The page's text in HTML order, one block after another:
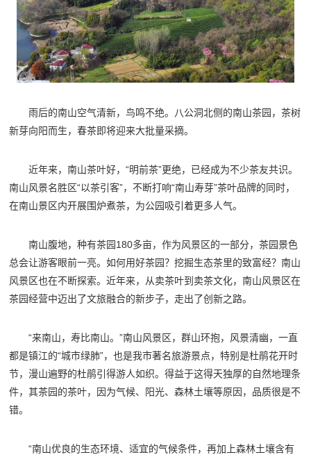
雨后的南山空气清新，鸟鸣不绝。八公洞北侧的南山茶园，茶树
新芽向阳而生，春茶即将迎来大批量采摘。
近年来，南山茶叶好，“明前茶”更绝，已经成为不少茶友共识。
南山风景名胜区“以茶引客”，不断打响“南山寿芽”茶叶品牌的同时，
在南山景区内开展围炉煮茶，为公园吸引着更多人气。
南山腹地，种有茶园180多亩，作为风景区的一部分，茶园景色
总会让游客眼前一亮。如何用好茶园？挖掘生态茶里的致富经？南山
风景区也在不断探索。近年来，从卖茶叶到卖茶文化，南山风景区在
茶园经营中迈出了文旅融合的新步子，走出了创新之路。
“来南山，寿比南山。”南山风景区，群山环抱，风景清幽，一直
都是镇江的“城市绿肺”，也是我市著名旅游景点，特别是杜鹃花开时
节，漫山遍野的杜鹃引得游人如织。得益于这得天独厚的自然地理条
件，其茶园的茶叶，因为气候、阳光、森林土壤等原因，品质很是不
错。
“南山优良的生态环境、适宜的气候条件，再加上森林土壤含有